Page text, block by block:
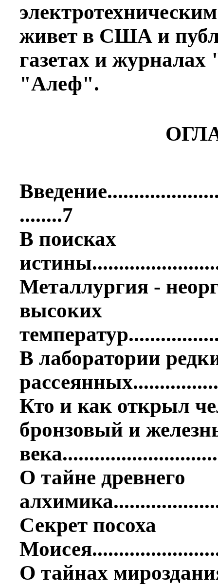
живет в США и
газетах и
"Алеф".
........7
В поисках
Металлургия -
высоких
В лаборатории
Кто и как открыл
бронзовый и
О тайне древнего
Секрет посоха
О тайнах